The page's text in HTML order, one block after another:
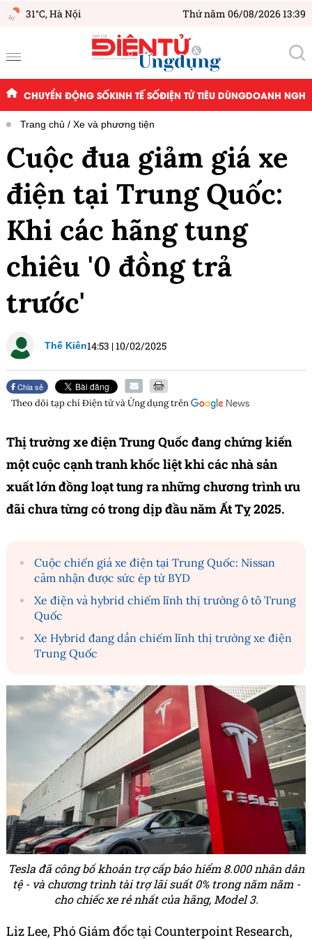
31°C,Hà Nội Thứ năm 06/08/2026 13:39
CHUYỂN ĐỘNG SỐKINH TẾ SỐĐIỆN TỬ TIÊU DÙNGDOANH
Trang chủ Xe và phương tiện
Cuộc đua giảm giá xe
điện tại Trung Quốc:
Khi các hãng tung
chiêu '0 đồng trả
trước'
Thế Kiên14:53 |10/02/2025
Chia sẻ
Theo dõi tạp chíĐiện tử và Ứng dụngtrên
Thị trường xe điện Trung Quốc đang chứng kiến
một cuộc cạnh tranh khốc liệt khi các nhà sản
xuất lớn đồng loạt tung ra những chương trình ưu
đãi chưa từng có trong dịp đầu năm Ất Tỵ 2025.
Cuộc chiến giá xe điện tại Trung Quốc: Nissan
cảm nhận được sức ép từ BYD
Xe điện và hybrid chiếm lĩnh thị trường ô tô Trung
Quốc
Xe Hybrid đang dần chiếm lĩnh thị trường xe điện
Trung Quốc
Tesla đã công bố khoản trợ cấp bảo hiểm 8.000 nhân dân
tệ - và chương trình tài trợ lãi suất 0% trong năm năm -
cho chiếc xe rẻ nhất của hãng, Model 3.
Liz Lee, Phó Giám đốc tại Counterpoint Research,